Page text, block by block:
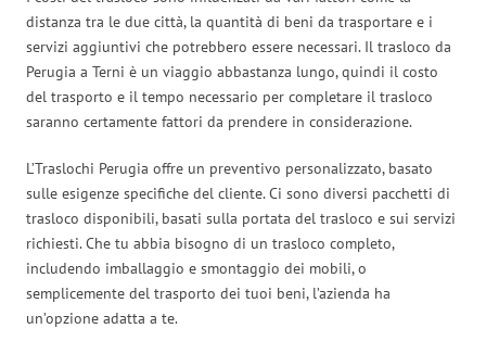
distanza tra le due città, la quantità di beni da trasportare e i
servizi aggiuntivi che potrebbero essere necessari. Il trasloco da
Perugia a Terni è un viaggio abbastanza lungo, quindi il costo
del trasporto e il tempo necessario per completare il trasloco
saranno certamente fattori da prendere in considerazione.
L’Traslochi Perugia offre un preventivo personalizzato, basato
sulle esigenze specifiche del cliente. Ci sono diversi pacchetti di
trasloco disponibili, basati sulla portata del trasloco e sui servizi
richiesti. Che tu abbia bisogno di un trasloco completo,
includendo imballaggio e smontaggio dei mobili, o
semplicemente del trasporto dei tuoi beni, l’azienda ha
un’opzione adatta a te.